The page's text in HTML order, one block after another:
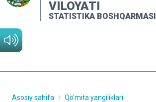
VILOYATI
STATISTIKA BOSHQARMASI
MATBUOT XIZMATI
MUROJAATLAR
Asosiy sahifa Qo'mita yangiliklari